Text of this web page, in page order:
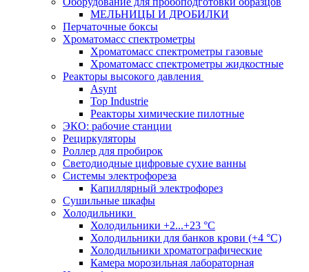
МЕЛЬНИЦЫ И ДРОБИЛКИ
Перчаточные боксы
Хроматомасс спектрометры
Хроматомасс спектрометры газовые
Хроматомасс спектрометры жидкостные
Реакторы высокого давления
Asynt
Top Industrie
Реакторы химические пилотные
ЭКО: рабочие станции
Рециркуляторы
Роллер для пробирок
Светодиодные цифровые сухие ванны
Системы электрофореза
Капиллярный электрофорез
Сушильные шкафы
Холодильники
Холодильники +2...+23 °С
Холодильники для банков крови (+4 °С)
Холодильники хроматографические
Камера морозильная лабораторная